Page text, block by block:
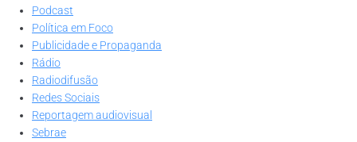
Podcast
Política em Foco
Publicidade e Propaganda
Rádio
Radiodifusão
Redes Sociais
Reportagem audiovisual
Sebrae